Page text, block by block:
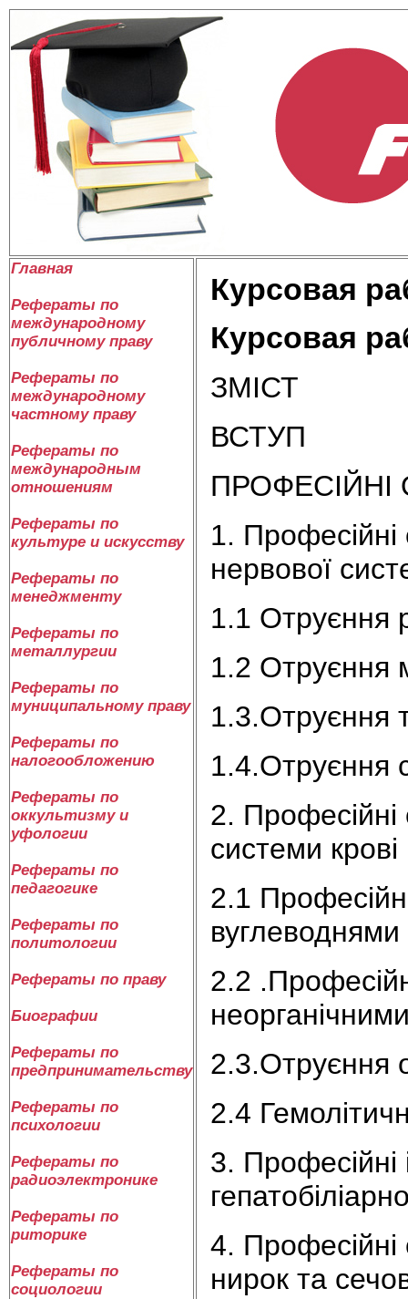
Главная
Рефераты по
международному
публичному праву
Рефераты по
международному
частному праву
Рефераты по
международным
отношениям
Рефераты по
культуре и искусству
Рефераты по
менеджменту
Рефераты по
металлургии
Рефераты по
муниципальному праву
Рефераты по
налогообложению
Рефераты по
оккультизму и
уфологии
Рефераты по
педагогике
Рефераты по
политологии
Рефераты по праву
Биографии
Рефераты по
предпринимательству
Рефераты по
психологии
Рефераты по
радиоэлектронике
Рефераты по
риторике
Рефераты по
социологии
Курсовая
Курсовая
ЗМІСТ
ВСТУП
1.
нервової
1.1 Отруєння
1.2 Отруєння
1.3.Отруєння
1.4.Отруєння
2.
системи крові
2.1
вуглеводнями
2.2
2.3.Отруєння
2.4
3. Професійні
4.
нирок та